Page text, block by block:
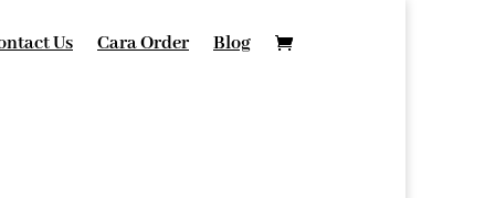
Us Cara Order Blog